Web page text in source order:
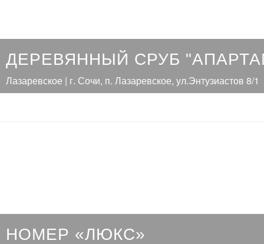
ДЕРЕВЯННЫЙ СРУБ
Лазаревское | г. Сочи, п. Лазаревское, ул.Энтузиастов 8/1
НОМЕР «ЛЮКС»